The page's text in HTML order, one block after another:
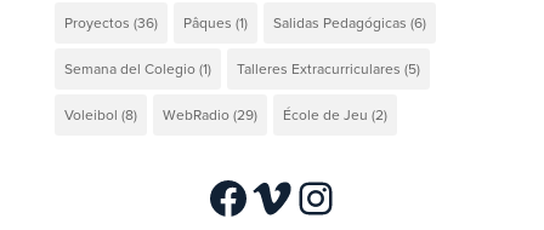
Proyectos (36) Pâques (1) Salidas Pedagógicas (6)
Semana del Colegio(1) Talleres Extracurriculares (5)
Voleibol (8) WebRadio(29) École de Jeu (2)
Facebook
VimeoInstagram